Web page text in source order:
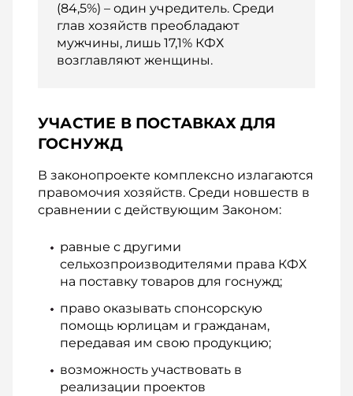
(84,5%) – один учредитель. Среди
глав хозяйств преобладают
мужчины, лишь 17,1% КФХ
возглавляют женщины.
УЧАСТИЕ В ПОСТАВКАХ ДЛЯ
ГОСНУЖД
В законопроекте комплексно излагаются
правомочия хозяйств. Среди новшеств в
сравнении с действующим Законом:
равные с другими
сельхозпроизводителями права КФХ
на поставку товаров для госнужд;
право оказывать спонсорскую
помощь юрлицам и гражданам,
передавая им свою продукцию;
возможность участвовать в
реализации проектов